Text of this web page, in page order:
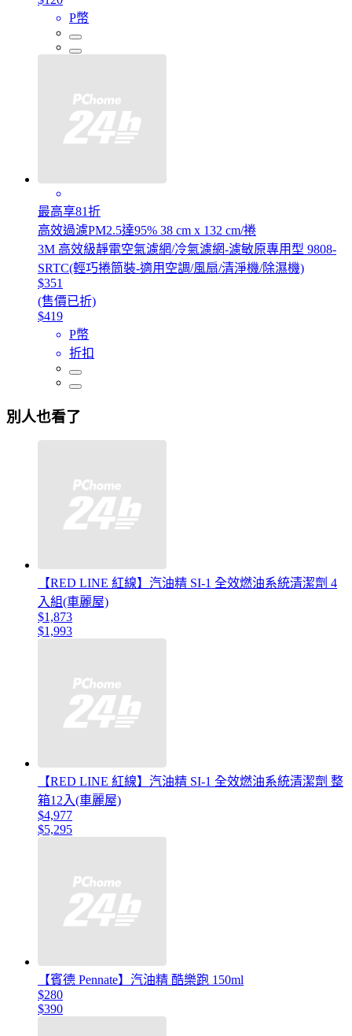
P幣
最高享81折
高效過濾PM2.5達95% 38 cm x 132 cm/捲
3M 高效級靜電空氣濾網/冷氣濾網-濾敏原專用型 9808-
SRTC(輕巧捲筒裝-適用空調/風扇/清淨機/除濕機)
$351
(售價已折)
$419
P幣
折扣
別人也看了
【RED LINE 紅線】汽油精 SI-1 全效燃油系統清潔劑 4
入組(車麗屋)
$1,873
$1,993
【RED LINE 紅線】汽油精 SI-1 全效燃油系統清潔劑 整
箱12入(車麗屋)
$4,977
$5,295
【賓德 Pennate】汽油精 酷樂跑 150ml
$280
$390